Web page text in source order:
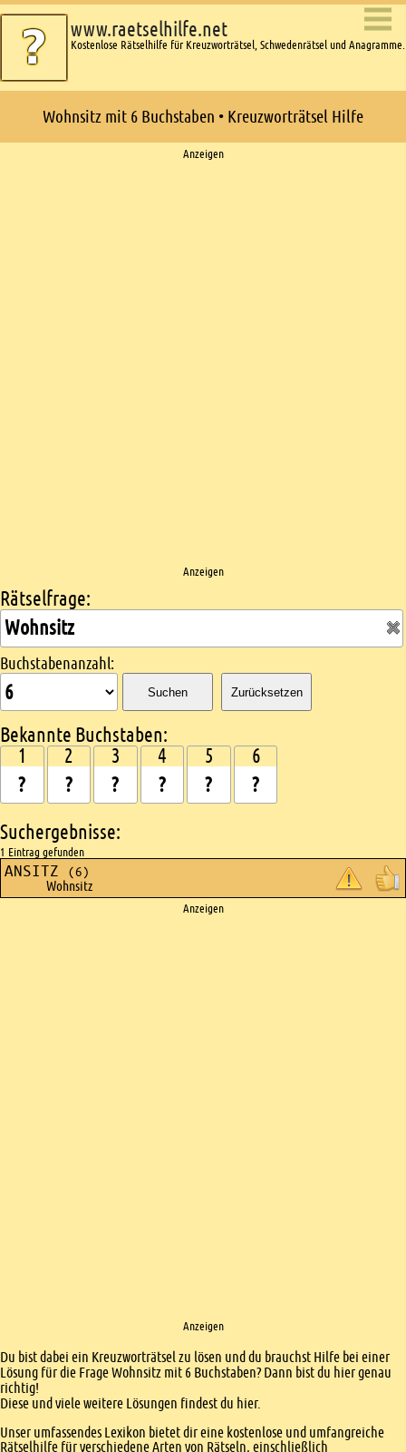
www.raetselhilfe.net
Kostenlose Rätselhilfe für Kreuzworträtsel, Schwedenrätsel und Anagramme.
Wohnsitz mit 6 Buchstaben • Kreuzworträtsel Hilfe
Anzeigen
Anzeigen
Kreuzworträtsel suchen
Rätselfrage:
Buchstabenanzahl:
Suchen Zurücksetzen
Bekannte Buchstaben:
1 2 3 4 5 6
Suchergebnisse:
1 Eintrag gefunden
ANSITZ (6)
Wohnsitz
Anzeigen
Anzeigen
Einleitung
Du bist dabei ein Kreuzworträtsel zu lösen und du brauchst Hilfe bei einer
Lösung für die Frage Wohnsitz mit 6 Buchstaben? Dann bist du hier genau
richtig!
Diese und viele weitere Lösungen findest du hier.
Unser umfassendes Lexikon bietet dir eine kostenlose und umfangreiche
Rätselhilfe für verschiedene Arten von Rätseln, einschließlich